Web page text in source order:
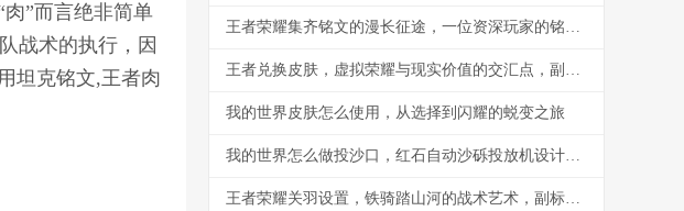
”而言绝非简单
战术的执行，因
坦克铭文,王者肉
王者荣耀集齐铭文的漫长征途，一位资深玩家的铭文史诗
王者兑换皮肤，虚拟荣耀与现实价值的交汇点，副标题，一场数字情感的华丽冒险
我的世界皮肤怎么使用，从选择到闪耀的蜕变之旅
我的世界怎么做投沙口，红石自动沙砾投放机设计与实战
王者荣耀关羽设置，铁骑踏山河的战术艺术，副标题，冲锋陷阵的刀锋意志